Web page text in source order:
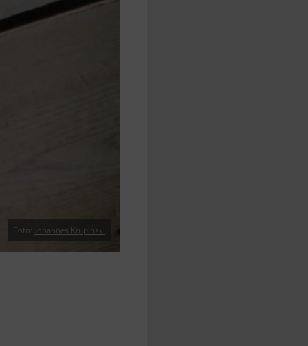
Foto:Johannes Krupinski